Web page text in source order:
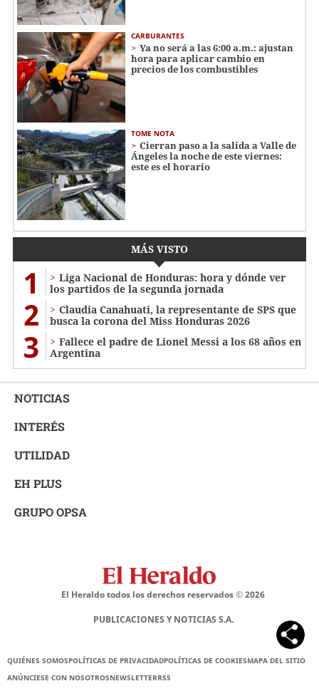
CARBURANTES
Ya no será a las 6:00 a.m.: ajustan
hora para aplicar cambio en
precios de los combustibles
TOME NOTA
Cierran paso a la salida a Valle de
Ángeles la noche de este viernes:
este es el horario
MÁS VISTO
1
Liga Nacional de Honduras: hora y dónde ver
los partidos de la segunda jornada
2
Claudia Canahuati, la representante de SPS que
busca la corona del Miss Honduras 2026
3
Fallece el padre de Lionel Messi a los 68 años en
Argentina
NOTICIAS
INTERÉS
UTILIDAD
EH PLUS
GRUPO OPSA
El Heraldo todos los derechos reservados ©2026
PUBLICACIONES Y NOTICIAS S.A.
QUIÉNES SOMOSPOLÍTICAS DE PRIVACIDADPOLÍTICAS DE COOKIESMAPA DEL SITIO
ANÚNCIESE CON NOSOTROSNEWSLETTERRSS